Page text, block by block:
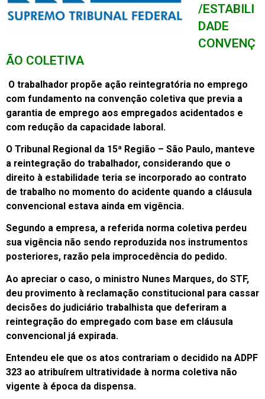
/ESTABILI
DADE
CONVENÇ
ÃO COLETIVA
O trabalhador propõe ação reintegratória no emprego
com fundamento na convenção coletiva que previa a
garantia de emprego aos empregados acidentados e
com redução da capacidade laboral.
O Tribunal Regional da 15ª Região – São Paulo, manteve
a reintegração do trabalhador, considerando que o
direito à estabilidade teria se incorporado ao contrato
de trabalho no momento do acidente quando a cláusula
convencional estava ainda em vigência.
Segundo a empresa, a referida norma coletiva perdeu
sua vigência não sendo reproduzida nos instrumentos
posteriores, razão pela improcedência do pedido.
Ao apreciar o caso, o ministro Nunes Marques, do STF,
deu provimento à reclamação constitucional para cassar
decisões do judiciário trabalhista que deferiram a
reintegração do empregado com base em cláusula
convencional já expirada.
Entendeu ele que os atos contrariam o decidido na ADPF
323 ao atribuírem ultratividade à norma coletiva não
vigente à época da dispensa.